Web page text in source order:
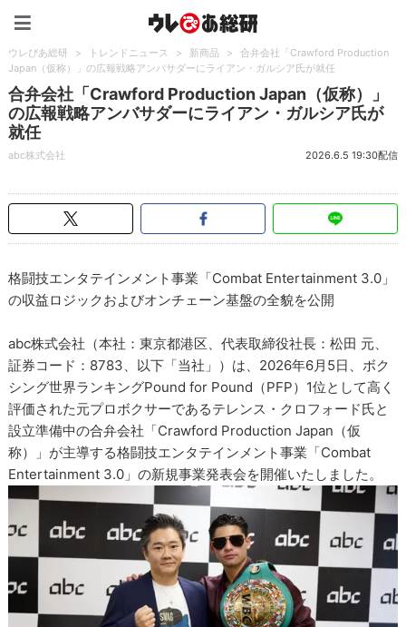
ウレぴあ総研 > トレンドニュース > 新商品 >
合弁会社「Crawford Production
Japan（仮称）」の広報戦略アンバサダーにライアン・ガルシア氏が就任
合弁会社「Crawford Production Japan（仮称）」
の広報戦略アンバサダーにライアン・ガルシア氏が
就任
abc株式会社 2026.6.5 19:30配信
格闘技エンタテインメント事業「Combat Entertainment 3.0」
の収益ロジックおよびオンチェーン基盤の全貌を公開
abc株式会社（本社：東京都港区、代表取締役社長：松田 元、
証券コード：8783、以下「当社」）は、2026年6月5日、ボク
シング世界ランキングPound for Pound（PFP）1位として高く
評価された元プロボクサーであるテレンス・クロフォード氏と
設立準備中の合弁会社「Crawford Production Japan（仮
称）」が主導する格闘技エンタテインメント事業「Combat
Entertainment 3.0」の新規事業発表会を開催いたしました。